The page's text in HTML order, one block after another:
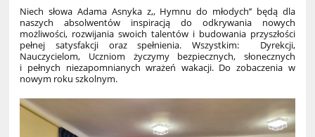
Niech słowa Adama Asnyka z,, Hymnu do młodych’’ będą dla
naszych absolwentów inspiracją do odkrywania nowych
możliwości, rozwijania swoich talentów i budowania przyszłości
pełnej satysfakcji oraz spełnienia. Wszystkim: Dyrekcji,
Nauczycielom, Uczniom życzymy bezpiecznych, słonecznych
i pełnych niezapomnianych wrażeń wakacji. Do zobaczenia w
nowym roku szkolnym.